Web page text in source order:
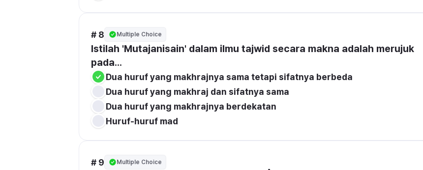
# 8 Multiple Choice
Istilah 'Mutajanisain' dalam ilmu tajwid secara makna adalah merujuk
pada...
Dua huruf yang makhrajnya sama tetapi sifatnya berbeda
Dua huruf yang makhraj dan sifatnya sama
Dua huruf yang makhrajnya berdekatan
Huruf-huruf mad
# 9 Multiple Choice